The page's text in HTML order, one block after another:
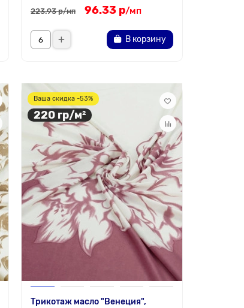
223.93 р/мп 96.33 р/мп
В корзину
Ваша скидка -53%
220 гр/м²
Трикотаж масло "Венеция",